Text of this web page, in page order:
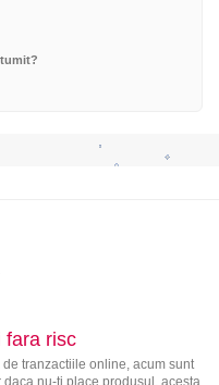
fara risc
tranzactiile online, acum sunt
nu-ti place produsul, acesta